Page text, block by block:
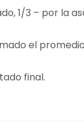
1/3 – por la
el
final.